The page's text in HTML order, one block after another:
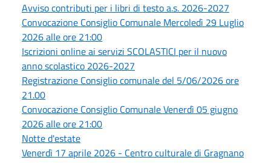
Avviso contributi per i libri di testo a.s. 2026-2027
Convocazione Consiglio Comunale Mercoledì 29 Luglio
2026 alle ore 21:00
Iscrizioni online ai servizi SCOLASTICI per il nuovo
anno scolastico 2026-2027
Registrazione Consiglio comunale del 5/06/2026 ore
21.00
Convocazione Consiglio Comunale Venerdì 05 giugno
2026 alle ore 21:00
Notte d'estate
Venerdì 17 aprile 2026 - Centro culturale di Gragnano